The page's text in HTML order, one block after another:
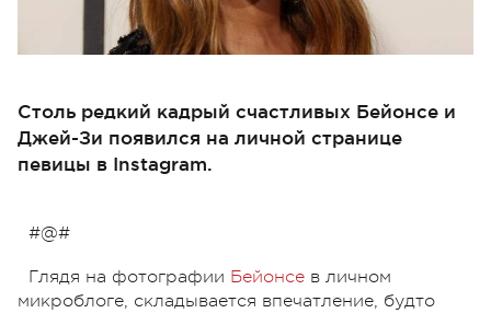
Столь редкий кадрый счастливых Бейонсе и
Джей-Зи появился на личной странице
певицы в Instagram.
#@#
Глядя на фотографии Бейонсе в личном
микроблоге, складывается впечатление, будто